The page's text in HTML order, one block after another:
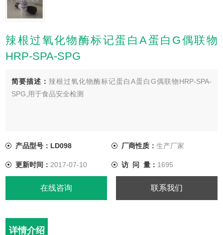
辣根过氧化物酶标记蛋白A蛋白G偶联物
HRP-SPA-SPG
简要描述：辣根过氧化物酶标记蛋白A蛋白G偶联物HRP-SPA-
SPG,用于食品安全检测
产品型号：LD098 厂商性质： 生产厂家
更新时间： 2017-07-10 访 问 量： 1695
在线咨询 联系我们
详情介绍